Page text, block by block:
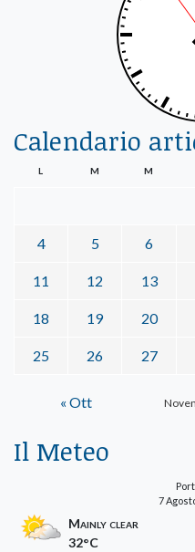
Calendario
L M M
4 5 6
11 12 13
18 19 20
25 26 27
« Ott
Il Meteo
7
Mainly clear
32°C